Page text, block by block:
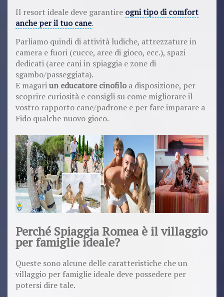
Il resort ideale deve garantire ogni tipo di comfort
anche per il tuo cane.
Parliamo quindi di attività ludiche, attrezzature in
camera e fuori (cucce, aree di gioco, ecc.), spazi
dedicati (aree cani in spiaggia e zone di
sgambo/passeggiata).
E magariun educatore cinofilo a disposizione, per
scoprire curiosità e consigli su come migliorare il
vostro rapporto cane/padrone e per fare imparare a
Fido qualche nuovo gioco.
Perché Spiaggia Romea è il villaggio
per famiglie ideale?
Queste sono alcune delle caratteristiche che un
villaggio per famiglie ideale deve possedere per
potersi dire tale.